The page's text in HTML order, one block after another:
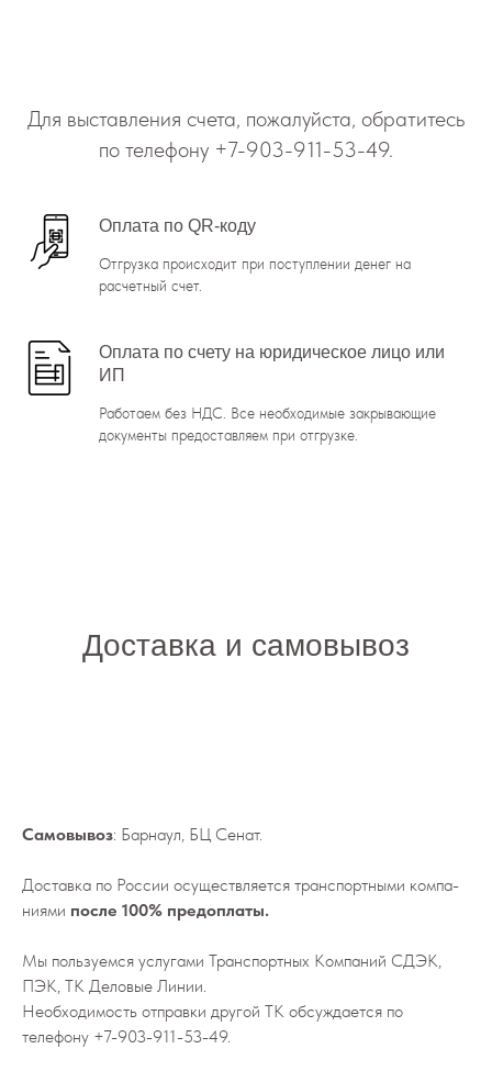
Для выставления счета, пожалуйста, обратитесь
по телефону +7-903-911-53-49.
Оплата по QR-коду
Отгрузка происходит при поступлении денег на
расчетный счет.
Оплата по счету на юридическое лицо или
ИП
Работаем без НДС. Все необходимые закрывающие
документы предоставляем при отгрузке.
Доставка и самовывоз
Самовывоз: Барнаул, БЦ Сенат.
До­став­ка по России осу­ществ­ля­ет­ся транс­порт­ны­ми ком­па­
ни­я­ми после 100% предоплаты.
Мы поль­зу­ем­ся услу­га­ми Транс­порт­ных Ком­па­ний СДЭК,
ПЭК, ТК Деловые Линии.
Не­об­хо­ди­мо­сть от­прав­ки дру­гой ТК об­суж­да­ет­ся по
телефону +7-903-911-53-49.